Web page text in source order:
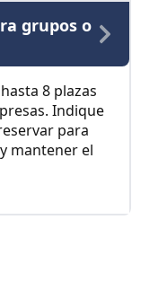
grupos o
8 plazas
Indique
para
mantener el